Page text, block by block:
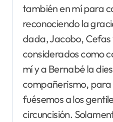
también en mí para
reconociendo la
dada, Jacobo, Cefas
considerados como
mí y a Bernabé la
compañerismo, para
fuésemos a los
circuncisión.